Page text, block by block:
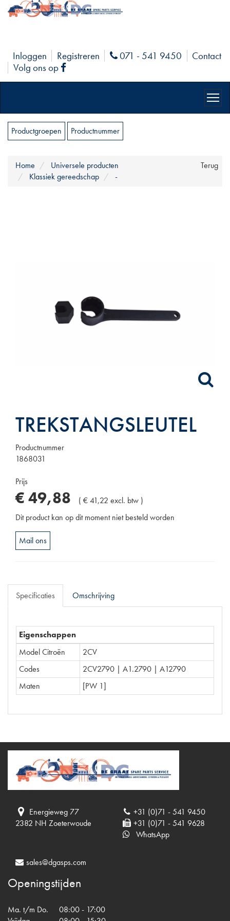
Inloggen Registreren Phone
071 - 541 9450
Contact
Volg ons op
Facebook
Productgroepen Productnummer
Terug
Home
Universele producten
Klassiek gereedschap
-
TREKSTANGSLEUTEL
Productnummer
1868031
Prijs
€ 49,88 ( €41,22 excl. btw )
Dit product kan op dit moment niet besteld worden
Mail ons
Specificaties Omschrijving
Eigenschappen
Model Citroën
2CV
Codes
2CV2790 | A1.2790 | A12790
Maten
[PW 1]
Energieweg 77
2382 NH Zoeterwoude
+31 (0)71 - 541 9450
+31 (0)71 - 541 9628
WhatsApp
sales@dgasps.com
Openingstijden
Ma. t/m Do.
08:00 - 17:00